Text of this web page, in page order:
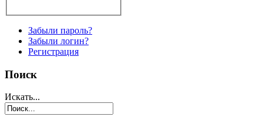
Забыли пароль?
Забыли логин?
Регистрация
Поиск
Искать...